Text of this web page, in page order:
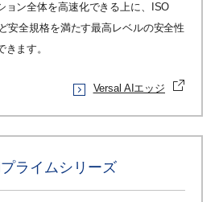
ョン全体を高速化できる上に、ISO
安全規格を満たす最高レベルの安全性
ます。
Versal AIエッジ
ライムシリーズ